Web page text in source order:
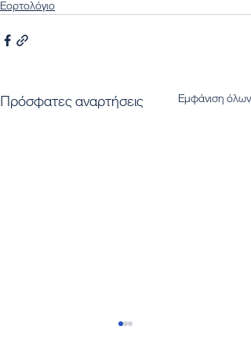
Εορτολόγιο
Πρόσφατες αναρτήσεις Εμφάνιση όλων